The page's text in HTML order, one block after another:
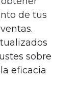
de tus
sobre
eficacia